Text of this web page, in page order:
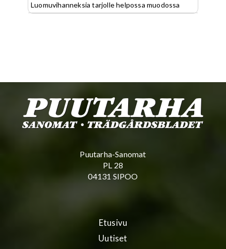
Luomuvihanneksia tarjolle helpossa muodossa
Puutarha-Sanomat
PL 28
04131 SIPOO
Etusivu
Uutiset